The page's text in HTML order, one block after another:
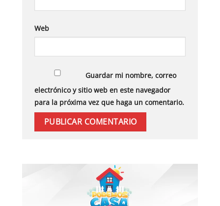
Web
Guardar mi nombre, correo
electrónico y sitio web en este navegador
para la próxima vez que haga un comentario.